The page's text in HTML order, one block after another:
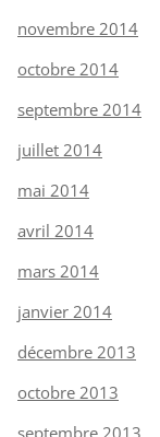
novembre 2014
octobre 2014
septembre 2014
juillet 2014
mai 2014
avril 2014
mars 2014
janvier 2014
décembre 2013
octobre 2013
septembre 2013